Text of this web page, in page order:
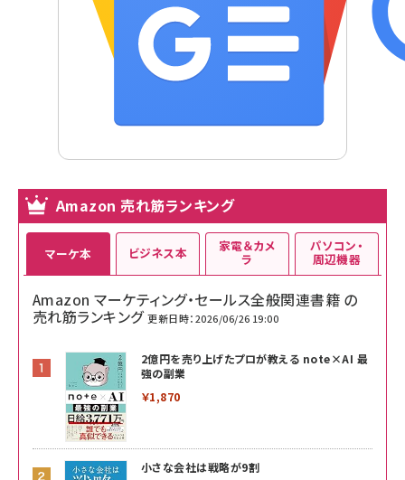
Amazon 売れ筋ランキング
マーケ本
Amazon マーケティング・セールス全般関連書籍 の
売れ筋ランキング 更新日時：2026/06/26 19:00
2億円を売り上げたプロが教える note×AI 最
強の副業
￥1,870
小さな会社は戦略が9割
ビジネス本 家電＆カメ
ラ
パソコン・
周辺機器